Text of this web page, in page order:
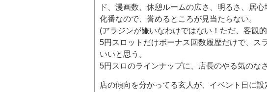
ド、漫画数、休憩ルームの広さ、明るさ、居
化番なので、誉めるところが見当たらない。
(アラジンが嫌いなわけではない！ただ、客観
5円スロットだけボーナス回数履歴だけで、ス
いいと思う。
5円スロのラインナップに、店長のやる気のな
店の傾向を分かってる玄人が、イベント日に